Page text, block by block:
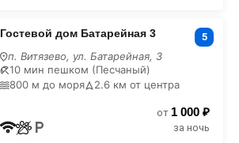
Гостевой дом Батарейная 3 5
п. Витязево, ул. Батарейная, 3
10 мин пешком (Песчаный)
800 м до моря
2.6 км от центра
от 1 000 ₽
за ночь